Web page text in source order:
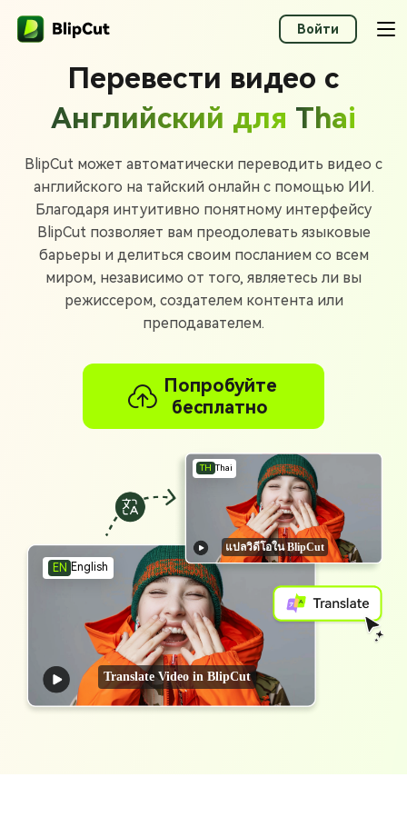
Войти
Перевести видео с
Английский для Thai
BlipCut может автоматически переводить видео с
английского на тайский онлайн с помощью ИИ.
Благодаря интуитивно понятному интерфейсу
BlipCut позволяет вам преодолевать языковые
барьеры и делиться своим посланием со всем
миром, независимо от того, являетесь ли вы
режиссером, создателем контента или
преподавателем.
Попробуйте
бесплатно
EN English
TH Thai
Translate Video in BlipCut
แปลวิดีโอใน BlipCut